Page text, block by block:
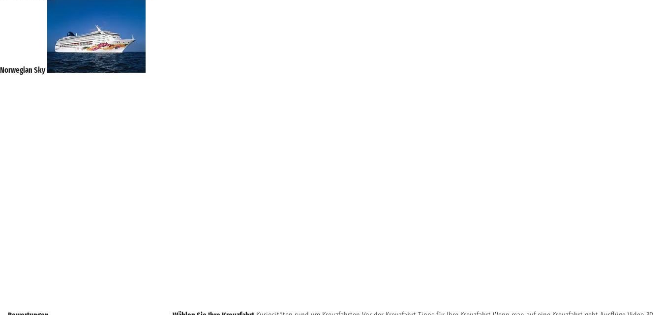
Norwegian Sky